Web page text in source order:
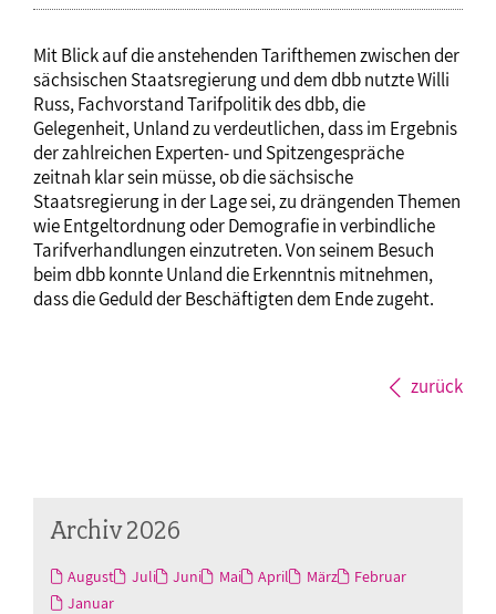
Mit Blick auf die anstehenden Tarifthemen zwischen der
sächsischen Staatsregierung und dem dbb nutzte Willi
Russ, Fachvorstand Tarifpolitik des dbb, die
Gelegenheit, Unland zu verdeutlichen, dass im Ergebnis
der zahlreichen Experten- und Spitzengespräche
zeitnah klar sein müsse, ob die sächsische
Staatsregierung in der Lage sei, zu drängenden Themen
wie Entgeltordnung oder Demografie in verbindliche
Tarifverhandlungen einzutreten. Von seinem Besuch
beim dbb konnte Unland die Erkenntnis mitnehmen,
dass die Geduld der Beschäftigten dem Ende zugeht.
zurück
Archiv 2026
August Juli Juni Mai April März
Februar
Januar